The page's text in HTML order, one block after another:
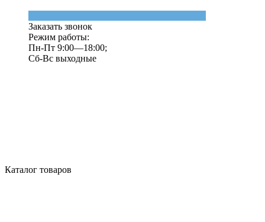
Заказать звонок
Режим работы:
Пн-Пт 9:00—18:00;
Сб-Вс выходные
Каталог товаров